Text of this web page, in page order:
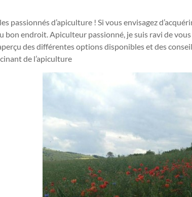
passionnés d’apiculture ! Si vous envisagez
bon endroit. Apiculteur passionné, je suis ravi de
des différentes options disponibles et des
de l’apiculture